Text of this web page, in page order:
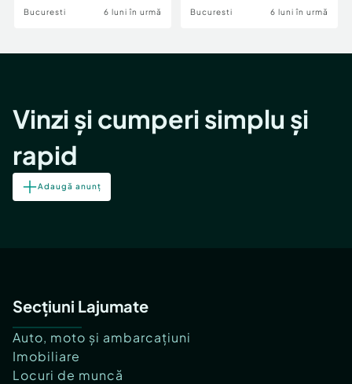
Bucuresti 6 luni în urmă Bucuresti 6 luni în urmă
Vinzi și cumperi simplu și
rapid
Adaugă anunț
Secțiuni Lajumate
Auto, moto și ambarcațiuni
Imobiliare
Locuri de muncă